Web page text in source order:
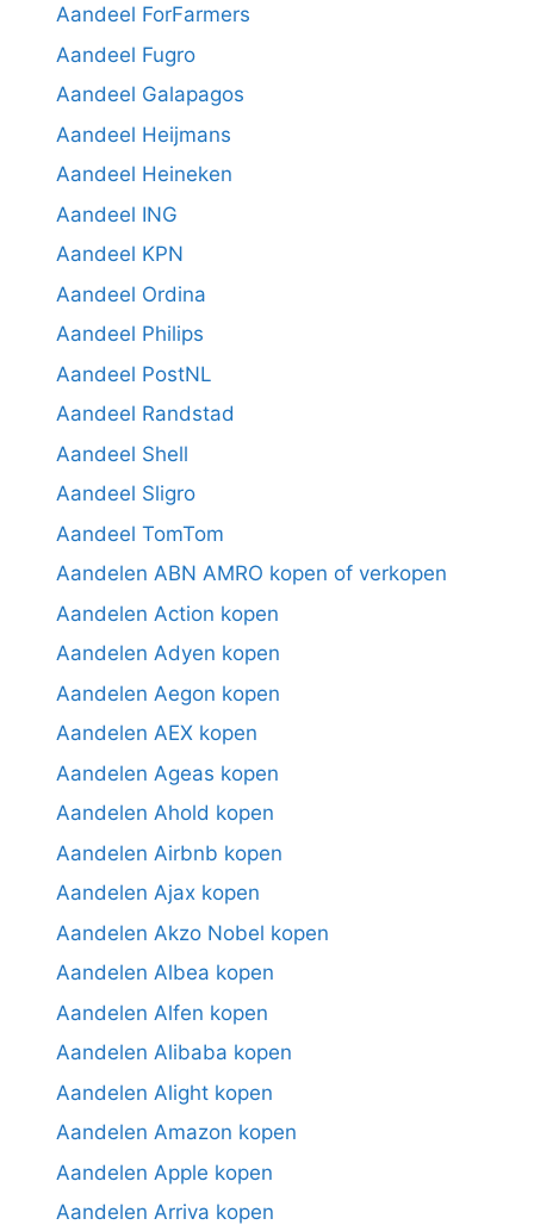
Aandeel ForFarmers
Aandeel Fugro
Aandeel Galapagos
Aandeel Heijmans
Aandeel Heineken
Aandeel ING
Aandeel KPN
Aandeel Ordina
Aandeel Philips
Aandeel PostNL
Aandeel Randstad
Aandeel Shell
Aandeel Sligro
Aandeel TomTom
Aandelen ABN AMRO kopen of verkopen
Aandelen Action kopen
Aandelen Adyen kopen
Aandelen Aegon kopen
Aandelen AEX kopen
Aandelen Ageas kopen
Aandelen Ahold kopen
Aandelen Airbnb kopen
Aandelen Ajax kopen
Aandelen Akzo Nobel kopen
Aandelen Albea kopen
Aandelen Alfen kopen
Aandelen Alibaba kopen
Aandelen Alight kopen
Aandelen Amazon kopen
Aandelen Apple kopen
Aandelen Arriva kopen